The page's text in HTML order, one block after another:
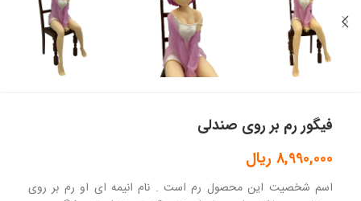
فیگور رم بر روی صندلی
8,990,000 ریال
اسم شخصیت این محصول رم است . نام انیمه ای او رم بر روی